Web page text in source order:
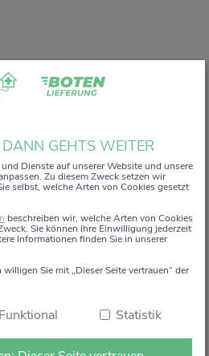
digitalesZACK+DA!
Sie auf diesem Weg begleiten
15. Januar 2026 eingestellt.
stehen die Online-
GEHTS WEITER
Dienste auf unserer Website und unsere
Zu diesem Zweck setzen wir
selbst, welche Arten von Cookies gesetzt
beschreiben wir, welche Arten von Cookies
Sie können Ihre Einwilligung jederzeit
Informationen finden Sie in unserer
Sie mit „Dieser Seite vertrauen“ der
Funktional Statistik